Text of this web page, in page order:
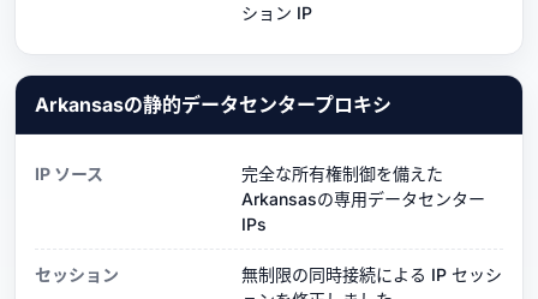
ション IP
Arkansasの静的データセンタープロキシ
IP ソース
完全な所有権制御を備えた
Arkansasの専用データセンター
IPs
セッション
無制限の同時接続による IP セッシ